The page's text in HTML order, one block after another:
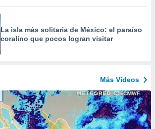
La isla más solitaria de México: el paraíso
coralino que pocos logran visitar
Más Vídeos